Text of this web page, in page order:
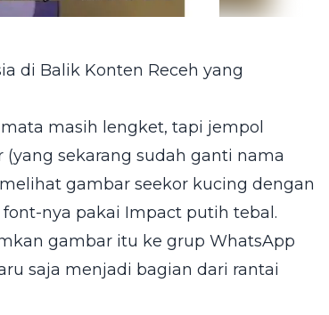
di Balik Konten Receh yang
masih lengket, tapi jempol
sekarang sudah ganti nama
gambar seekor kucing dengan
nya pakai Impact putih tebal.
gambar itu ke grup WhatsApp
saja menjadi bagian dari rantai